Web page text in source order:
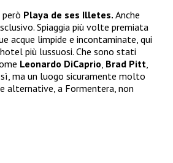
Playa de ses Illetes. Anche
Spiaggia più volte premiata
acque limpide e incontaminate, qui
più lussuosi. Che sono stati
Leonardo DiCaprio Brad Pitt
ma un luogo sicuramente molto
alternative, a Formentera, non